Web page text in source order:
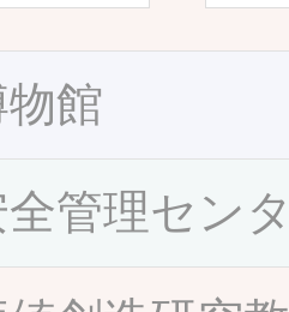
館
管理セン